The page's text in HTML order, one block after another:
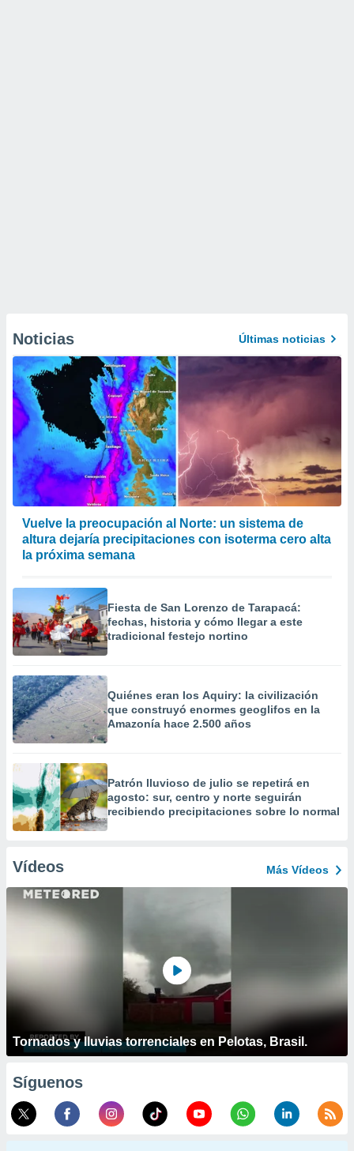
Noticias Últimas noticias
Vuelve la preocupación al Norte: un sistema de
altura dejaría precipitaciones con isoterma cero alta
la próxima semana
Fiesta de San Lorenzo de Tarapacá:
fechas, historia y cómo llegar a este
tradicional festejo nortino
Quiénes eran los Aquiry: la civilización
que construyó enormes geoglifos en la
Amazonía hace 2.500 años
Patrón lluvioso de julio se repetirá en
agosto: sur, centro y norte seguirán
recibiendo precipitaciones sobre lo normal
Vídeos Más Vídeos
Tornados y lluvias torrenciales en Pelotas, Brasil.
Síguenos